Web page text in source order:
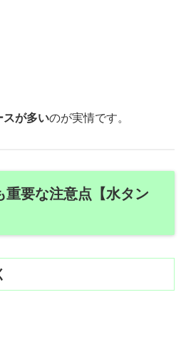
スが多いのが実情です。
重要な注意点【水タン